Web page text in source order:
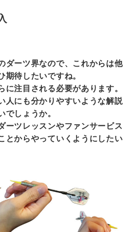
ダーツ界なので、これからは他
期待したいですね。
に注目される必要があります。
人にも分かりやすいような解説
でしょうか。
ーツレッスンやファンサービス
とからやっていくようにしたい